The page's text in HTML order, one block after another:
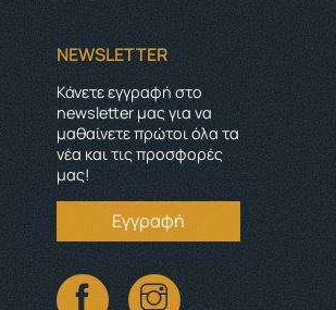
NEWSLETTER
Κάνετε εγγραφή στο
newsletter μας για να
μαθαίνετε πρώτοι όλα τα
νέα και τις προσφορές
μας!
Εγγραφή